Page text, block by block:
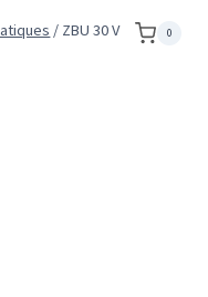
0
/ ZBU 30 V